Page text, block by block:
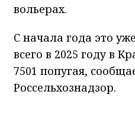
вольерах.
С начала года это
всего в 2025 году в
7501 попугая,
Россельхознадзор.